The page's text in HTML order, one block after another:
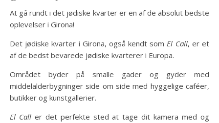
At gå rundt i det jødiske kvarter er en af de absolut bedste
oplevelser i Girona!
Det jødiske kvarter i Girona, også kendt somEl Call, er et
af de bedst bevarede jødiske kvarterer i Europa.
Området byder på smalle gader og gyder med
middelalderbygninger side om side med hyggelige caféer,
butikker og kunstgallerier.
El Caller det perfekte sted at tage dit kamera med og